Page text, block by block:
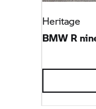
Heritage
BMW R